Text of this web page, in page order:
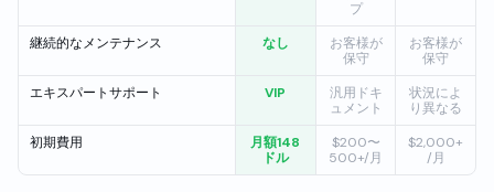
プ
継続的なメンテナンス なし
お客様が
保守
お客様が
保守
エキスパートサポート
VIP
汎用ドキ
ュメント
状況によ
り異なる
初期費用
月額148
ドル
$200〜
500+/月
$2,000+
/月